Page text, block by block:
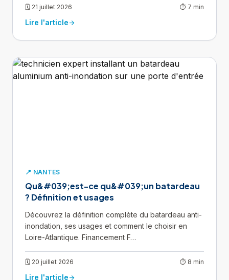
🗓 21 juillet 2026 ⏱ 7 min
Lire l'articlearrow_forward
📍 NANTES
Qu&#039;est-ce qu&#039;un batardeau
? Définition et usages
Découvrez la définition complète du batardeau anti-
inondation, ses usages et comment le choisir en
Loire-Atlantique. Financement F…
🗓 20 juillet 2026 ⏱ 8 min
Lire l'articlearrow_forward